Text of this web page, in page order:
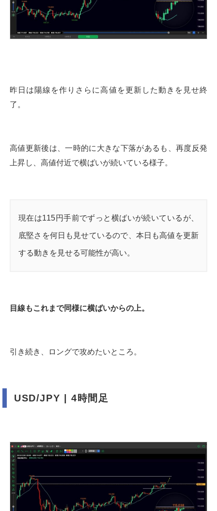
昨日は陽線を作りさらに高値を更新した動きを見せ終
了。
高値更新後は、一時的に大きな下落があるも、再度反発
上昇し、高値付近で横ばいが続いている様子。
現在は115円手前でずっと横ばいが続いているが、
底堅さを何日も見せているので、本日も高値を更新
する動きを見せる可能性が高い。
目線もこれまで同様に横ばいからの上。
引き続き、ロングで攻めたいところ。
USD/JPY | 4時間足